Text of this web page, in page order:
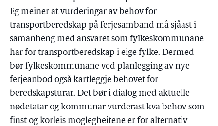
Eg meiner at vurderingar av behov for
transportberedskap på ferjesamband må sjåast i
samanheng med ansvaret som fylkeskommunane
har for transportberedskap i eige fylke. Dermed
bør fylkeskommunane ved planlegging av nye
ferjeanbod også kartleggje behovet for
beredskapsturar. Det bør i dialog med aktuelle
nødetatar og kommunar vurderast kva behov som
finst og korleis moglegheitene er for alternativ